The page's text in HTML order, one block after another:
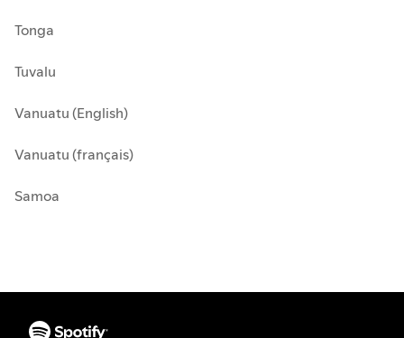
Tonga
Tuvalu
Vanuatu (English)
Vanuatu (français)
Samoa